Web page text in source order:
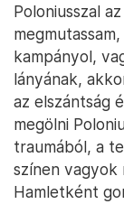
Poloniusszal
kampányol,
lányának,
az elszántság
megölni
traumából, a
színen vagyok
Hamletként